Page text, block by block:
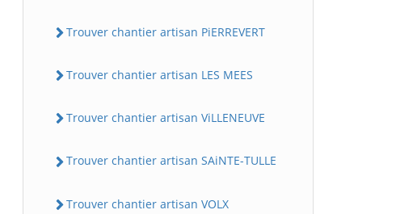
Trouver chantier artisan PiERREVERT
Trouver chantier artisan LES MEES
Trouver chantier artisan ViLLENEUVE
Trouver chantier artisan SAiNTE-TULLE
Trouver chantier artisan VOLX